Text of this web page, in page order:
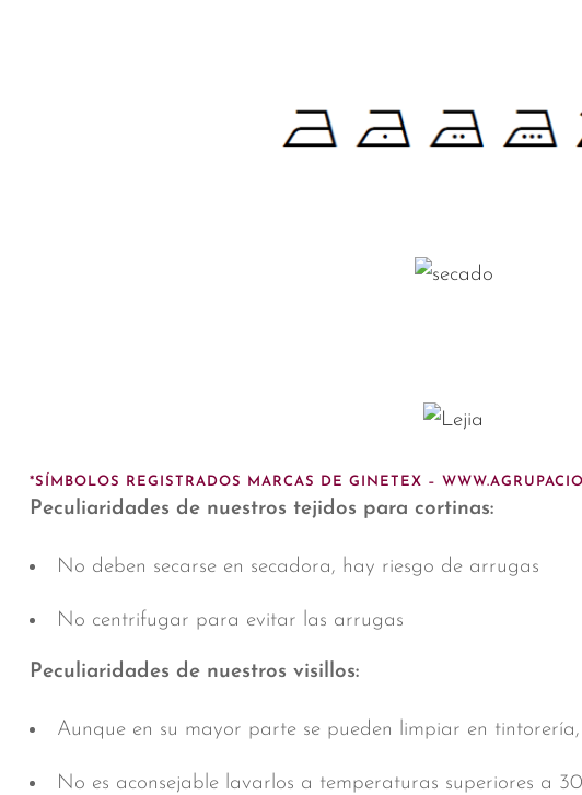
*SÍMBOLOS REGISTRADOS MARCAS DE GINETEX –
Peculiaridades de nuestros tejidos para cortinas:
No deben secarse en secadora, hay riesgo de arrugas
No centrifugar para evitar las arrugas
Peculiaridades de nuestros visillos:
Aunque en su mayor parte se pueden limpiar en
No es aconsejable lavarlos a temperaturas superiores a